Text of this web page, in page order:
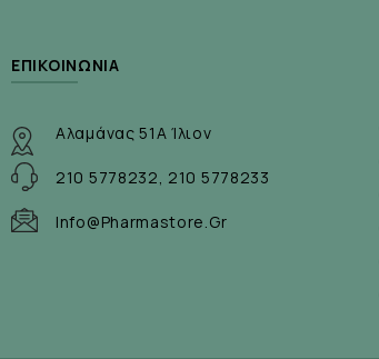
ΕΠΙΚΟΙΝΩΝΊΑ
Αλαμάνας 51Α Ίλιον
210 5778232, 210 5778233
Info@pharmastore.gr